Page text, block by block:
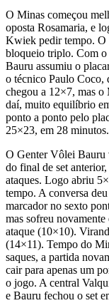
O Minas começou
oposta Rosamaria, e
Kwiek pedir tempo. O
bloqueio triplo. Com o
Bauru assumiu o
o técnico Paulo Coco,
chegou a 12×7, mas
daí, muito equilíbrio
ponto a ponto pelo
25×23, em 28 minutos.
O Genter Vôlei Bauru
do final de set
ataques. Logo abriu
tempo. A conversa
marcador no sexto
mas sofreu
ataque (10×10).
(14×11). Tempo do
saques, a partida
cair para apenas um
o jogo. A central
e Bauru fechou o set